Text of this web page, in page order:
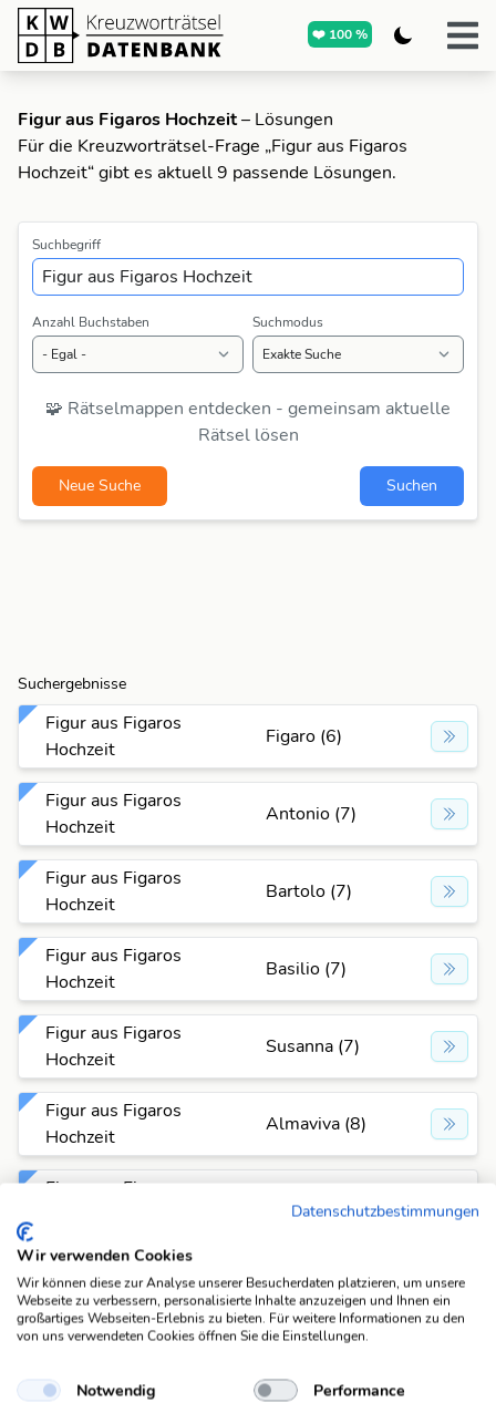
❤️ 100 %
Figur aus Figaros Hochzeit– Lösungen
Für die Kreuzworträtsel-Frage „Figur aus Figaros
Hochzeit“ gibt es aktuell 9 passende Lösungen.
Suchbegriff
Anzahl Buchstaben Suchmodus
🧩 Rätselmappen entdecken - gemeinsam aktuelle
Rätsel lösen
Neue Suche Suchen
Suchergebnisse
Figur aus Figaros
Hochzeit
Figaro (6)
Figur aus Figaros
Hochzeit
Antonio (7)
Figur aus Figaros
Hochzeit
Bartolo (7)
Figur aus Figaros
Hochzeit
Basilio (7)
Figur aus Figaros
Hochzeit
Susanna (7)
Figur aus Figaros
Hochzeit
Almaviva (8)
Figur aus Figaros
Cherubin (8)
Figur aus Figaros
Hochzeit
Barbarina (9)
Figur aus Figaros
Marcellina
Datenschutzbestimmungen
Wir verwenden Cookies
Wir können diese zur Analyse unserer Besucherdaten platzieren, um unsere
Webseite zu verbessern, personalisierte Inhalte anzuzeigen und Ihnen ein
großartiges Webseiten-Erlebnis zu bieten. Für weitere Informationen zu den
von uns verwendeten Cookies öffnen Sie die Einstellungen.
Notwendig
Performance